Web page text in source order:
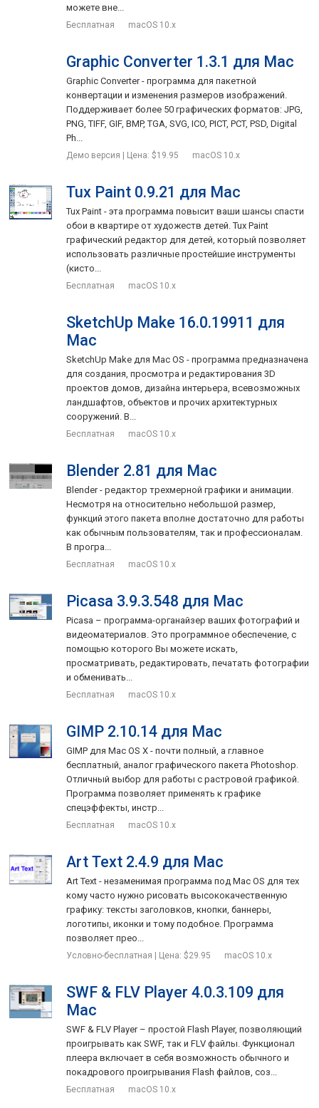
можете вне...
Бесплатная macOS 10.x
Graphic Converter 1.3.1 для Mac
Graphic Converter - программа для пакетной
конвертации и изменения размеров изображений.
Поддерживает более 50 графических форматов: JPG,
PNG, TIFF, GIF, BMP, TGA, SVG, ICO, PICT, PCT, PSD, Digital
Ph...
Демо версия | Цена: $19.95 macOS 10.x
Tux Paint 0.9.21 для Mac
Tux Paint - эта программа повысит ваши шансы спасти
обои в квартире от художеств детей. Tux Paint
графический редактор для детей, который позволяет
использовать различные простейшие инструменты
(кисто...
Бесплатная macOS 10.x
SketchUp Make 16.0.19911 для
Mac
SketchUp Make для Mac OS - программа предназначена
для создания, просмотра и редактирования 3D
проектов домов, дизайна интерьера, всевозможных
ландшафтов, объектов и прочих архитектурных
сооружений. В...
Бесплатная macOS 10.x
Blender 2.81 для Mac
Blender - редактор трехмерной графики и анимации.
Несмотря на относительно небольшой размер,
функций этого пакета вполне достаточно для работы
как обычным пользователям, так и профессионалам.
В програ...
Бесплатная macOS 10.x
Picasa 3.9.3.548 для Mac
Picasa – программа-органайзер ваших фотографий и
видеоматериалов. Это программное обеспечение, с
помощью которого Вы можете искать,
просматривать, редактировать, печатать фотографии
и обменивать...
Бесплатная macOS 10.x
GIMP 2.10.14 для Mac
GIMP для Mac OS X - почти полный, а главное
бесплатный, аналог графического пакета Photoshop.
Отличный выбор для работы с растровой графикой.
Программа позволяет применять к графике
спецэффекты, инстр...
Бесплатная macOS 10.x
Art Text 2.4.9 для Mac
Art Text - незаменимая программа под Mac OS для тех
кому часто нужно рисовать высококачественную
графику: тексты заголовков, кнопки, баннеры,
логотипы, иконки и тому подобное. Программа
позволяет прео...
Условно-бесплатная | Цена: $29.95 macOS 10.x
SWF & FLV Player 4.0.3.109 для
Mac
SWF & FLV Player – простой Flash Player, позволяющий
проигрывать как SWF, так и FLV файлы. Функционал
плеера включает в себя возможность обычного и
покадрового проигрывания Flash файлов, соз...
Бесплатная macOS 10.x